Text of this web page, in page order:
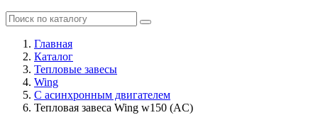
Главная
Каталог
Тепловые завесы
Wing
С асинхронным двигателем
Тепловая завеса Wing w150 (AC)